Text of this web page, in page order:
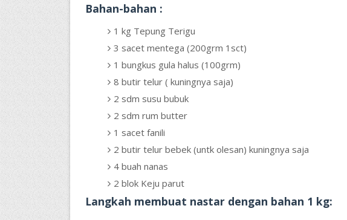
Bahan-bahan :
1 kg Tepung Terigu
3 sacet mentega (200grm 1sct)
1 bungkus gula halus (100grm)
8 butir telur ( kuningnya saja)
2 sdm susu bubuk
2 sdm rum butter
1 sacet fanili
2 butir telur bebek (untk olesan) kuningnya saja
4 buah nanas
2 blok Keju parut
Langkah membuat nastar dengan bahan 1 kg: